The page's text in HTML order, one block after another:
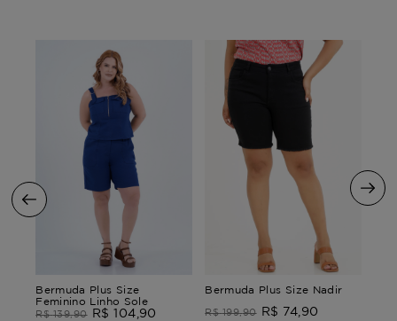
Bermuda Plus Size
Feminino Linho Sole
R$ 139,90 R$ 104 90
Bermuda Plus Size Nadir
R$ 199,90 R$ 74 90